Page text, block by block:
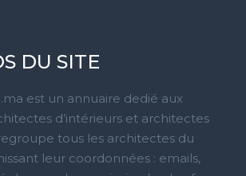
DU SITE
est un annuaire dedié aux
d’intérieurs et architectes
tous les architectes du
leur coordonnées : emails,